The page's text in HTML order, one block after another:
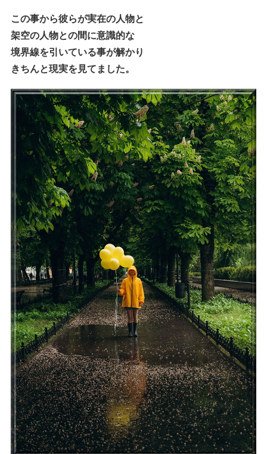
この事から彼らが実在の人物と
架空の人物との間に意識的な
境界線を引いている事が解かり
きちんと現実を見てました。